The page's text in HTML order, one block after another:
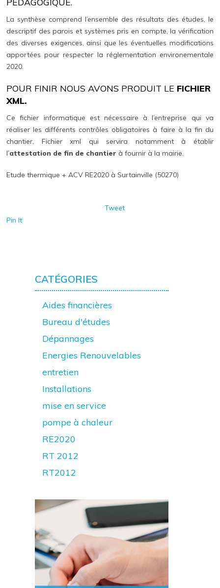
PÉDAGOGIQUE.
La synthèse comprend l’ensemble des résultats des études, le
descriptif des parois et systèmes pris en compte, la vérification
des diverses exigences, ainsi que les éventuelles modifications
apportées pour respecter la réglementation environementale
2020.
POUR FINIR NOUS AVONS PRODUIT LE FICHIER
XML.
Ce fichier informatique est nécessaire à l’entreprise qui va
réaliser les différents contrôles obligatoires à faire à la fin du
chantier. Fichier xml qui servira notamment à établir
l’attestation de fin de chantier à fournir à la mairie.
Etude thermique + ACV RE2020 à Surtainville (50270)
Tweet
Pin It
CATÉGORIES
Aides financières
Bureau d'études
Dépannages
Energies Renouvelables
entretien
Installations
mise en service
pompe à chaleur
RE2020
RT 2012
RT2012